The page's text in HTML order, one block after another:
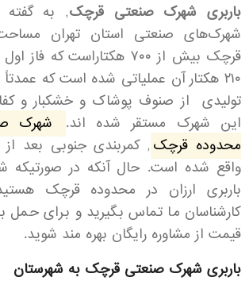
باربری شهرک صنعتی قرچک, به گفته
شهرک‌های صنعتی استان تهران
قرچک بیش از ۷۰۰ هکتاراست
۲۱۰ هکتار آن عملیاتی شده است که
تولیدی از صنوف پوشاک و خشکبار و
این شهرک مستقر شده اند.
شهرک
محدوده قرچک , کمربندی جنوبی بعد از
واقع شده است. حال آنکه در صورتیکه
باربری ارزان در محدوده قرچک
کارشناسان ما تماس بگیرید و برای حمل
قیمت از مشاوره رایگان بهره مند شوید.
باربری شهرک صنعتی قرچک به شهرستان